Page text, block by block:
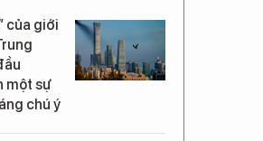
của giới
một sự
chú ý